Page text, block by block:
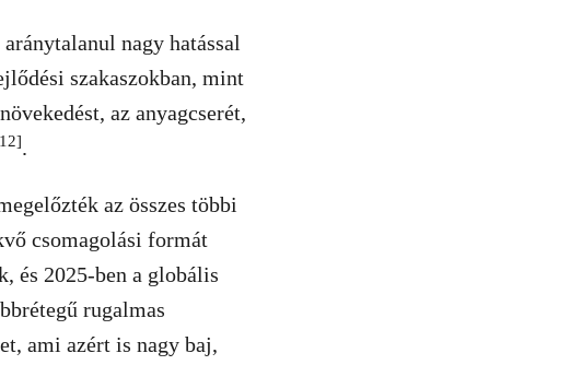
nagy hatással
szakaszokban, mint
az anyagcserét,
.
az összes többi
csomagolási formát
és 2025-ben a globális
rugalmas
ami azért is nagy baj,